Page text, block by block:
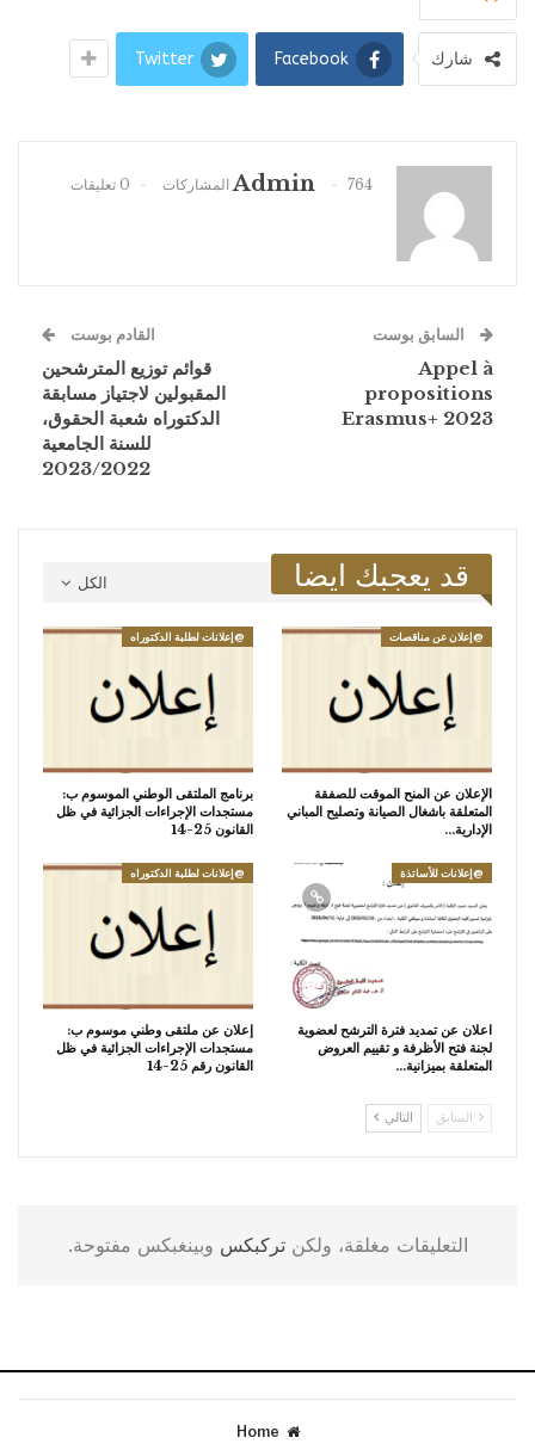
شارك Facebook
Twitter
Admin 764 المشاركات 0 تعليقات
السابق بوست
Appel à
propositions
Erasmus+ 2023
القادم بوست
قوائم توزيع المترشحين
المقبولين لاجتياز مسابقة
الدكتوراه شعبة الحقوق،
للسنة الجامعية
2023/2022
الكل قد يعجبك ايضا
@إعلان عن مناقصات
الإعلان عن المنح الموقت للصفقة
المتعلقة باشغال الصيانة وتصليح المباني
الإدارية…
@إعلانات لطلبة الدكتوراه
برنامج الملتقى الوطني الموسوم ب:
مستجدات الإجراءات الجزائية في ظل
القانون 25-14
@إعلانات للأساتذة
اعلان عن تمديد فترة الترشح لعضوية
لجنة فتح الأظرفة و تقييم العروض
المتعلقة بميزانية…
@إعلانات لطلبة الدكتوراه
إعلان عن ملتقى وطني موسوم ب:
مستجدات الإجراءات الجزائية في ظل
القانون رقم 25-14
السابق التالي
التعليقات مغلقة، ولكنتركبكس وبينغبكس مفتوحة.
Home